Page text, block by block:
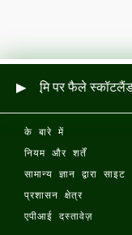
और भूमि पर फैले स्कॉटलैंड के
के बारे में
नियम और शर्तें
सामान्य ज्ञान द्वारा साइट
प्रशासन क्षेत्र
एपीआई दस्तावेज़